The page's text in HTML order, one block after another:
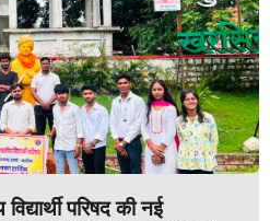
परिषद की नई